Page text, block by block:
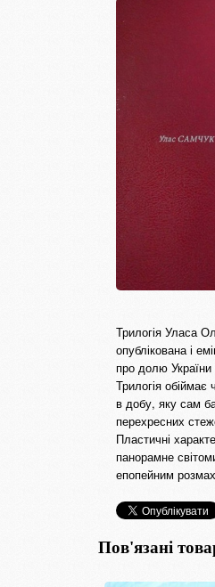
Трилогія Уласа
опублікована і
про долю України
Трилогія
в добу, яку сам
перехресних
Пластичні
панорамне
епопейним
Пов'язані